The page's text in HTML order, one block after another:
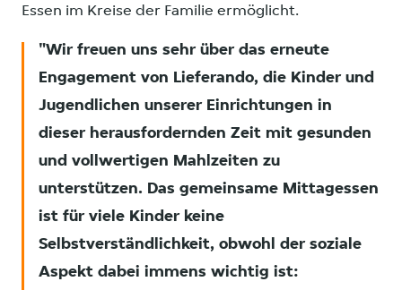
Essen im Kreise der Familie ermöglicht.
Wir freuen uns sehr über das erneute
Engagement von Lieferando, die Kinder und
Jugendlichen unserer Einrichtungen in
dieser herausfordernden Zeit mit gesunden
und vollwertigen Mahlzeiten zu
unterstützen. Das gemeinsame Mittagessen
ist für viele Kinder keine
Selbstverständlichkeit, obwohl der soziale
Aspekt dabei immens wichtig ist: